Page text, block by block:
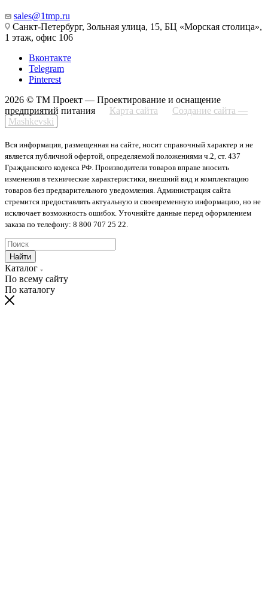
sales@1tmp.ru
Санкт-Петербург, Зольная улица, 15, БЦ «Морская столица»,
1 этаж, офис 106
Вконтакте
Telegram
Pinterest
2026 © ТМ Проект — Проектирование и оснащение
предприятий питания
Карта сайта
Создание сайта —
Mashkevski
Вся информация, размещенная на сайте, носит справочный характер и не
является публичной офертой, определяемой положениями ч.2, ст. 437
Гражданского кодекса РФ. Производители товаров вправе вносить
изменения в технические характеристики, внешний вид и комплектацию
товаров без предварительного уведомления. Администрация сайта
стремится предоставлять актуальную и своевременную информацию, но не
исключает возможность ошибок. Уточняйте данные перед оформлением
заказа по телефону: 8 800 707 25 22.
Найти
Каталог
По всему сайту
По каталогу